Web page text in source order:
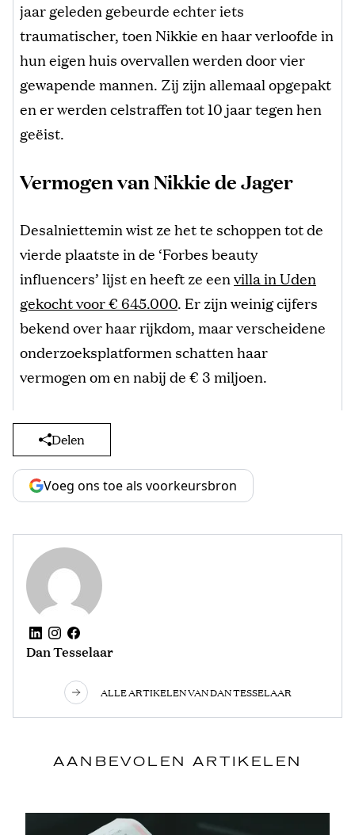
jaar geleden gebeurde echter iets
traumatischer, toen Nikkie en haar verloofde in
hun eigen huis overvallen werden door vier
gewapende mannen. Zij zijn allemaal opgepakt
en er werden celstraffen tot 10 jaar tegen hen
geëist.
Vermogen van Nikkie de Jager
Desalniettemin wist ze het te schoppen tot de
vierde plaatste in de ‘Forbes beauty
influencers’ lijst en heeft ze eenvilla in Uden
gekocht voor € 645.000. Er zijn weinig cijfers
bekend over haar rijkdom, maar verscheidene
onderzoeksplatformen schatten haar
vermogen om en nabij de € 3 miljoen.
Delen
Voeg ons toe als voorkeursbron
Dan Tesselaar
ALLE ARTIKELEN VAN DAN TESSELAAR
AANBEVOLEN ARTIKELEN